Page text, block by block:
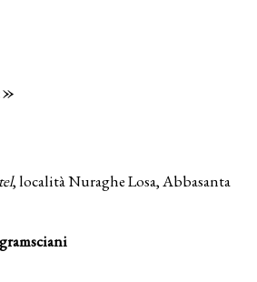
, località Nuraghe Losa, Abbasanta